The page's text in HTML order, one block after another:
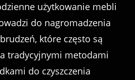
użytkowanie mebli
do nagromadzenia
które często są
tradycyjnymi metodami
do czyszczenia